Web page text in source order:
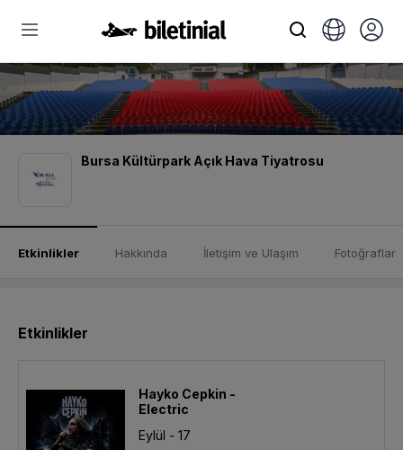
Bursa Kültürpark Açık Hava Tiyatrosu
Etkinlikler Hakkında İletişim ve Ulaşım Fotoğraflar
Etkinlikler
Hayko Cepkin -
Electric
Eylül - 17